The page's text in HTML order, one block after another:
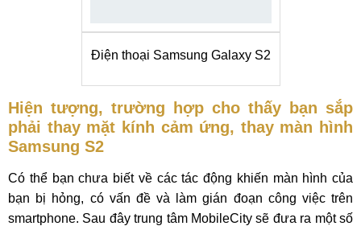
Điện thoại Samsung Galaxy S2
Hiện tượng, trường hợp cho thấy bạn sắp
phải thay mặt kính cảm ứng, thay màn hình
Samsung S2
Có thể bạn chưa biết về các tác động khiến màn hình của
bạn bị hỏng, có vấn đề và làm gián đoạn công việc trên
smartphone. Sau đây trung tâm MobileCity sẽ đưa ra một số